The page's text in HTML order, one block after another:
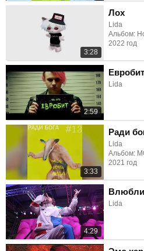
3:28
Лох
Lida
Альбом:
2022 год
2:59
Евробит
Lida
3:33
Ради
Lida
Альбом:
2021 год
4:29
Lida